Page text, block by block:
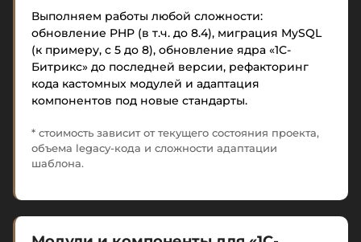
Выполняем работы любой сложности:
обновление PHP (в т.ч. до 8.4), миграция MySQL
(к примеру, с 5 до 8), обновление ядра «1С-
Битрикс» до последней версии, рефакторинг
кода кастомных модулей и адаптация
компонентов под новые стандарты.
* стоимость зависит от текущего состояния проекта,
объема legacy-кода и сложности адаптации
шаблона.